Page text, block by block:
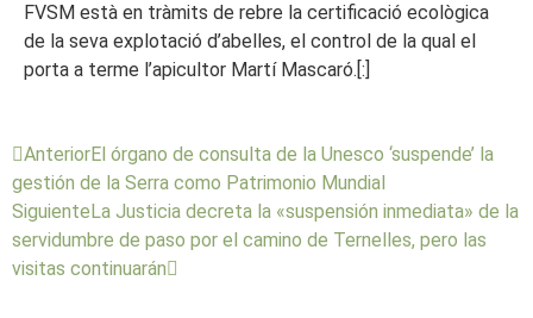
FVSM està en tràmits de rebre la certificació ecològica
de la seva explotació d’abelles, el control de la qual el
porta a terme l’apicultor Martí Mascaró.[:]
AnteriorEl órgano de consulta de la Unesco ‘suspende’ la
gestión de la Serra como Patrimonio Mundial
Siguiente La Justicia decreta la «suspensión inmediata» de la
servidumbre de paso por el camino de Ternelles, pero las
visitas continuarán